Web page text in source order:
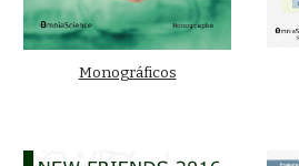
Monográficos